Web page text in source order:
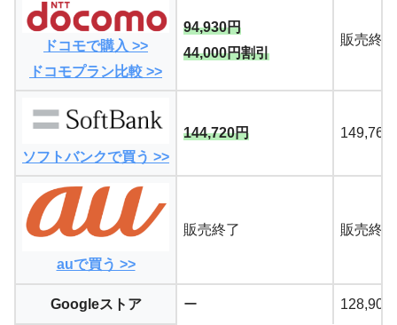
ドコモで購入 >>
ドコモプラン比較 >>
94,930円
44,000円割引
販売終了
ソフトバンクで買う >>
144,720円 149,760
auで買う >>
販売終了 販売終了
Googleストア ー 128,900